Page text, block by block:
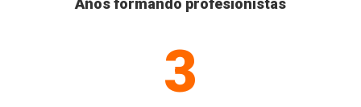
Años formando profesionistas
3